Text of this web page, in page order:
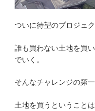
ついに待望のプロジェク
誰も買わない土地を買
でいく。
そんなチャレンジの第
土地を買うということ